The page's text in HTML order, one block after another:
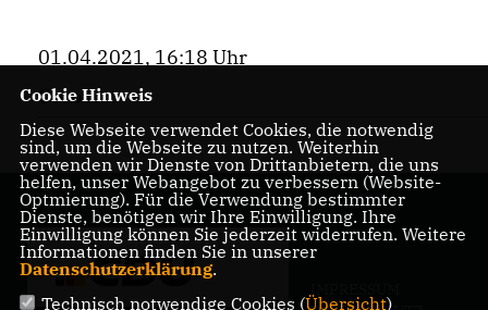
01.04.2021, 16:18 Uhr
Corona
Cookie Hinweis
Diese Webseite verwendet Cookies, die notwendig
sind, um die Webseite zu nutzen. Weiterhin
verwenden wir Dienste von Drittanbietern, die uns
helfen, unser Webangebot zu verbessern (Website-
Optmierung). Für die Verwendung bestimmter
Dienste, benötigen wir Ihre Einwilligung. Ihre
Einwilligung können Sie jederzeit widerrufen. Weitere
Informationen finden Sie in unserer
Datenschutzerklärung.
Technisch notwendige Cookies (Übersicht)